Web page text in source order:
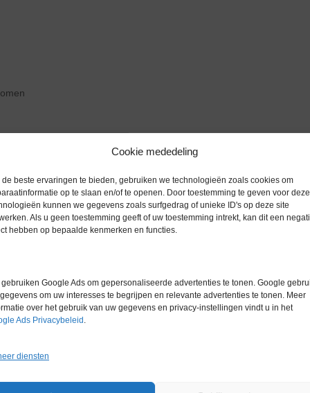
Cookie mededeling
de beste ervaringen te bieden, gebruiken we technologieën zoals cookies om
op te slaan en/of te openen. Door toestemming te geven voor deze
kunnen we gegevens zoals surfgedrag of unieke ID's op deze site
Als u geen toestemming geeft of uw toestemming intrekt, kan dit een
hebben op bepaalde kenmerken en functies.
gebruiken Google Ads om gepersonaliseerde advertenties te tonen. Google
om uw interesses te begrijpen en relevante advertenties te tonen. Meer
over het gebruik van uw gegevens en privacy-instellingen vindt u in het
Ads Privacybeleid .
diensten
Extra informatie
Gewicht
Garantie 6 maanden
Conditie Gebruikt in